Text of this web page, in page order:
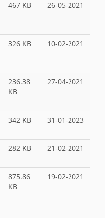
467 KB 26-05-2021
326 KB 10-02-2021
236.38
KB
27-04-2021
342 KB 31-01-2023
282 KB 21-02-2021
875.86
KB
19-02-2021